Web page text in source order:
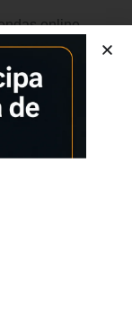
online
¡El compañero
🎶🎤 Incluye
modo conjunto
y
incluidas) 🔋,